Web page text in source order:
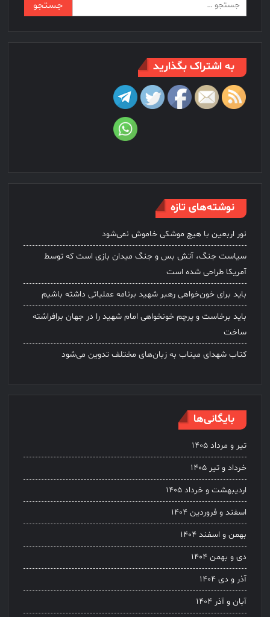
برای:
به اشتراک بگذارید
نوشته‌های تازه
نور اربعین با هیچ موشکی خاموش نمی‌شود
سیاست جنگ، آتش بس و جنگ میدان بازی است که توسط
آمریکا طراحی شده است
باید برای خون‌خواهی رهبر شهید برنامه عملیاتی داشته باشیم
باید برخاست و پرچم خونخواهی امام شهید را در جهان برافراشته
ساخت
کتاب شهدای میناب به زبان‌های مختلف تدوین می‌شود
بایگانی‌ها
تیر و مرداد ۱۴۰۵
خرداد و تیر ۱۴۰۵
اردیبهشت و خرداد ۱۴۰۵
اسفند و فروردین ۱۴۰۴
بهمن و اسفند ۱۴۰۴
دی و بهمن ۱۴۰۴
آذر و دی ۱۴۰۴
آبان و آذر ۱۴۰۴